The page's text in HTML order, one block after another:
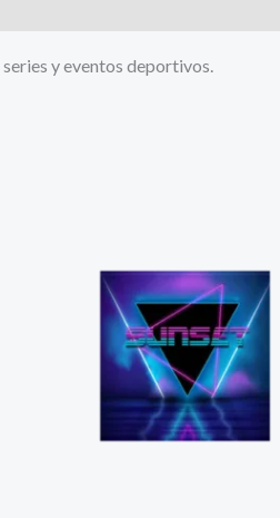
y eventos deportivos.